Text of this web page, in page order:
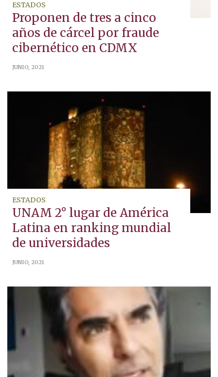
ESTADOS
Proponen de tres a cinco
años de cárcel por fraude
cibernético en CDMX
JUNIO, 2021
ESTADOS
UNAM 2° lugar de América
Latina en ranking mundial
de universidades
JUNIO, 2021